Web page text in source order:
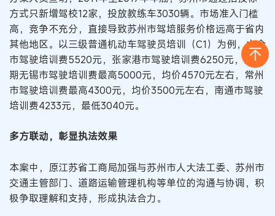
方式只新增驾校12家，投放教练车3030辆。市场准入门槛
高，竞争不充分，直接导致苏州市驾培服务价格远高于省内
其他地区。以三级普通机动车驾驶员培训（C1）为例，太仓
市驾驶培训费5520元，张家港市驾驶培训费6250元，而同
期无锡市驾驶培训费最高5000元，均价4570元左右，常州
市驾驶培训费最高4300元，均价3500元左右，南通市驾驶
培训费4233元，最低3040元。
多方联动，彰显执法效果
本案中，原江苏省工商局加强与苏州市人大法工委、苏州市
交通主管部门、道路运输管理机构等单位的沟通与协调，积
极争取理解和支持，形成执法合力。